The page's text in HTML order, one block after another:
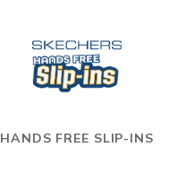
HANDS FREE SLIP-INS